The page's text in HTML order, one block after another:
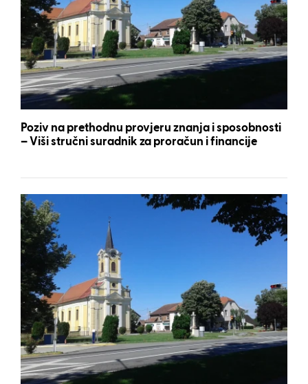
Poziv na prethodnu provjeru znanja i sposobnosti
– Viši stručni suradnik za proračun i financije